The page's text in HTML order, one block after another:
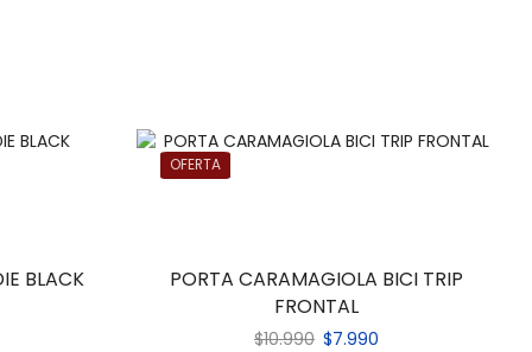
BLACK
OFERTA
PORTA CARAMAGIOLA BICI TRIP
FRONTAL
$10.990 $7.990